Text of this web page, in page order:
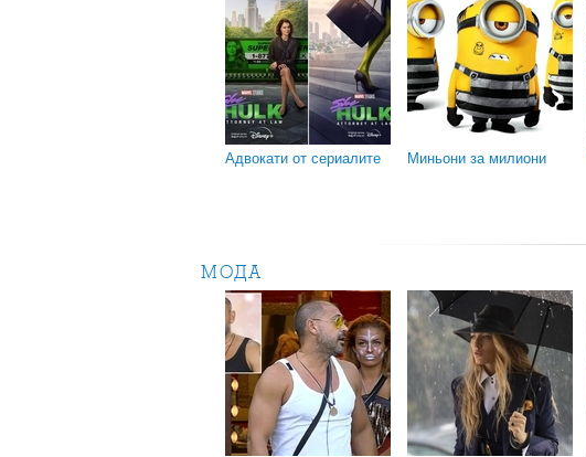
Адвокати от сериалите Миньони за милиони
МОДА